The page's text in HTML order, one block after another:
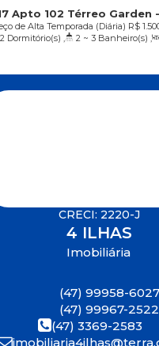
Apto 102 Térreo Garden
- R$ 1.500,00 diária
R$
de Alta Temporada (Diária)
Praia de 4 Ilhas, Bombinhas,
2 Dormitório(s) 2 ~ 3 Banheiro(s)
CRECI: 2220-J
4 ILHAS
Imobiliária
(47) 99958-6027
(47) 99967-2522
(47) 3369-2583